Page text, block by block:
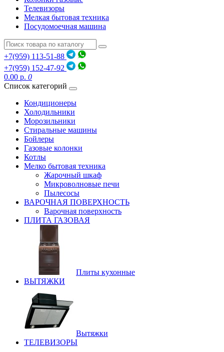
Телевизоры
Мелкая бытовая техника
Посудомоечная машина
+7(959) 113-51-88
+7(959) 152-47-92
0.00 р. 0
Список категорий
Кондиционеры
Холодильники
Морозильники
Стиральные машины
Бойлеры
Газовые колонки
Котлы
Мелко бытовая техника
Жарочный шкаф
Микроволновые печи
Пылесосы
ВАРОЧНАЯ ПОВЕРХНОСТЬ
Варочная поверхность
ПЛИТА ГАЗОВАЯ
Плиты кухонные
ВЫТЯЖКИ
Вытяжки
ТЕЛЕВИЗОРЫ